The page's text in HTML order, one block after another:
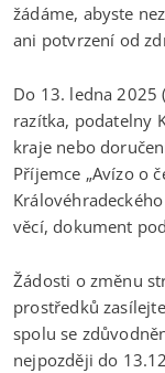
žádáme, abyste
ani potvrzení od
Do 13. ledna
razítka, podatelny
kraje nebo
Příjemce „Avízo o
věcí, dokument
Žádosti o změnu
prostředků
spolu se
nejpozději do